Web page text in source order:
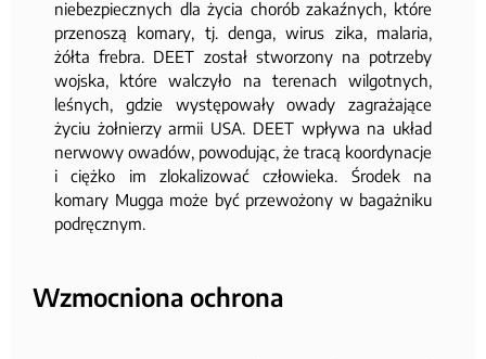
niebezpiecznych dla życia chorób zakaźnych, które
przenoszą komary, tj. denga, wirus zika, malaria,
żółta frebra. DEET został stworzony na potrzeby
wojska, które walczyło na terenach wilgotnych,
leśnych, gdzie występowały owady zagrażające
życiu żołnierzy armii USA. DEET wpływa na układ
nerwowy owadów, powodując, że tracą koordynacje
i ciężko im zlokalizować człowieka. Środek na
komary Mugga może być przewożony w bagażniku
podręcznym.
Wzmocniona ochrona